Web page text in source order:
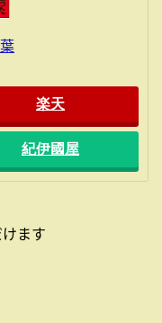
楽天
紀伊國屋
ます